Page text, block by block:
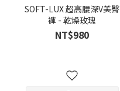
SOFT-LUX 超高腰深V美臀
褲 - 乾燥玫瑰
NT$980